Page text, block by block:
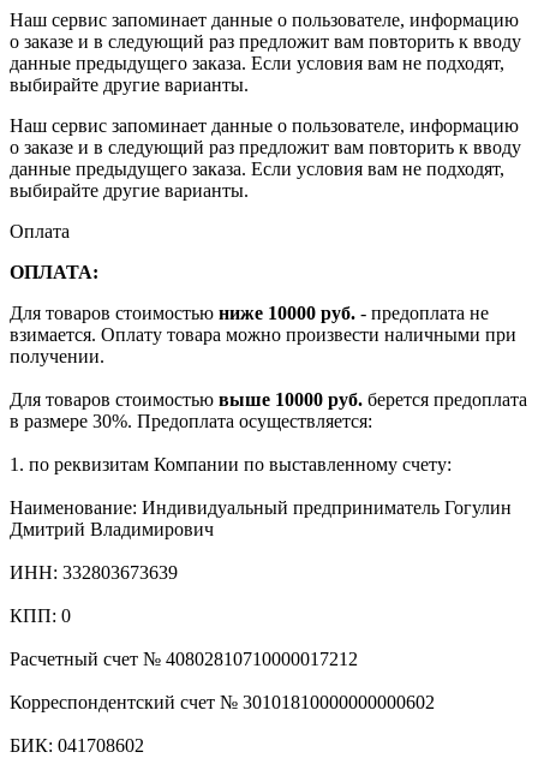
Наш сервис запоминает данные о пользователе, информацию
о заказе и в следующий раз предложит вам повторить к вводу
данные предыдущего заказа. Если условия вам не подходят,
выбирайте другие варианты.
Наш сервис запоминает данные о пользователе, информацию
о заказе и в следующий раз предложит вам повторить к вводу
данные предыдущего заказа. Если условия вам не подходят,
выбирайте другие варианты.
Оплата
ОПЛАТА:
Для товаров стоимостью ниже 10000 руб. - предоплата не
взимается. Оплату товара можно произвести наличными при
получении.
Для товаров стоимостью выше 10000 руб. берется предоплата
в размере 30%. Предоплата осуществляется:
1. по реквизитам Компании по выставленному счету:
Наименование: Индивидуальный предприниматель Гогулин
Дмитрий Владимирович
ИНН: 332803673639
КПП: 0
Расчетный счет № 40802810710000017212
Корреспондентский счет № 30101810000000000602
БИК: 041708602